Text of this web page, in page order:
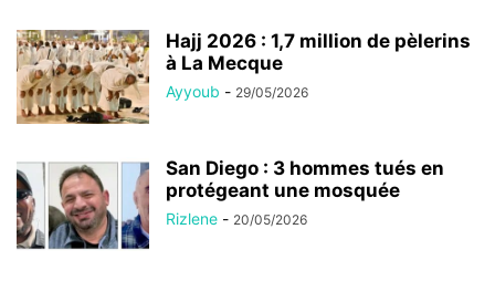
Hajj 2026 : 1,7 million de pèlerins
à La Mecque
Ayyoub - 29/05/2026
San Diego : 3 hommes tués en
protégeant une mosquée
Rizlene - 20/05/2026